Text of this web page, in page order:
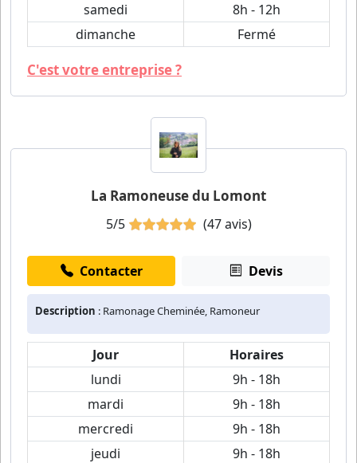
samedi
8h - 12h
dimanche
Fermé
C'est votre entreprise ?
La Ramoneuse du Lomont
5/5 (47 avis)
Contacter Devis
Description : Ramonage Cheminée, Ramoneur
Jour
Horaires
lundi
9h - 18h
mardi
9h - 18h
mercredi
9h - 18h
jeudi
9h - 18h